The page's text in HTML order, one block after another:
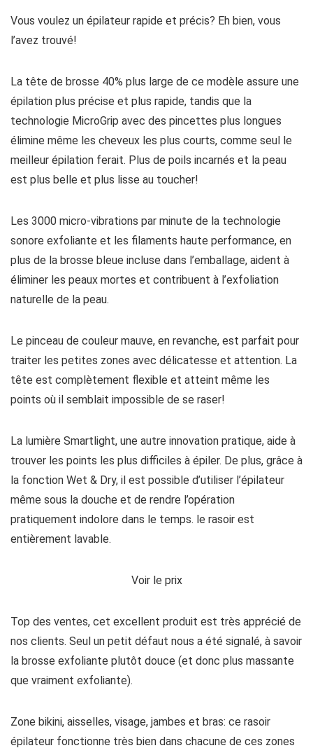
Vous voulez un épilateur rapide et précis? Eh bien, vous
l’avez trouvé!
La tête de brosse 40% plus large de ce modèle assure une
épilation plus précise et plus rapide, tandis que la
technologie MicroGrip avec des pincettes plus longues
élimine même les cheveux les plus courts, comme seul le
meilleur épilation ferait. Plus de poils incarnés et la peau
est plus belle et plus lisse au toucher!
Les 3000 micro-vibrations par minute de la technologie
sonore exfoliante et les filaments haute performance, en
plus de la brosse bleue incluse dans l’emballage, aident à
éliminer les peaux mortes et contribuent à l’exfoliation
naturelle de la peau.
Le pinceau de couleur mauve, en revanche, est parfait pour
traiter les petites zones avec délicatesse et attention. La
tête est complètement flexible et atteint même les
points où il semblait impossible de se raser!
La lumière Smartlight, une autre innovation pratique, aide à
trouver les points les plus difficiles à épiler. De plus, grâce à
la fonction Wet & Dry, il est possible d’utiliser l’épilateur
même sous la douche et de rendre l’opération
pratiquement indolore dans le temps. le rasoir est
entièrement lavable.
Voir le prix
Top des ventes, cet excellent produit est très apprécié de
nos clients. Seul un petit défaut nous a été signalé, à savoir
la brosse exfoliante plutôt douce (et donc plus massante
que vraiment exfoliante).
Zone bikini, aisselles, visage, jambes et bras: ce rasoir
épilateur fonctionne très bien dans chacune de ces zones